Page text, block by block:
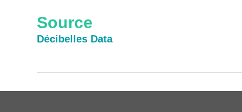
Source
Décibelles Data